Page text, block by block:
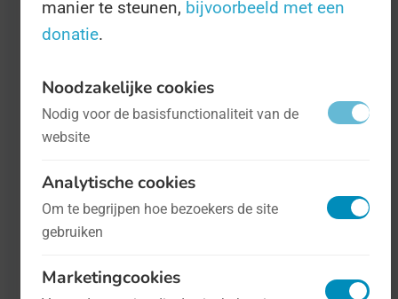
Nationale Boerenkooldag
oktober
Voedsel
Als Nederland een nationaal gerecht
heeft, dan is het boerenkool. Een goede,
stevige maaltijd, gemaakt voor en door
de keiharde landarbeiders die hun
manier te steunen, bijvoorbeeld met een
donatie.
Noodzakelijke cookies
Nodig voor de basisfunctionaliteit van de
website
Analytische cookies
Om te begrijpen hoe bezoekers de site
gebruiken
Marketingcookies